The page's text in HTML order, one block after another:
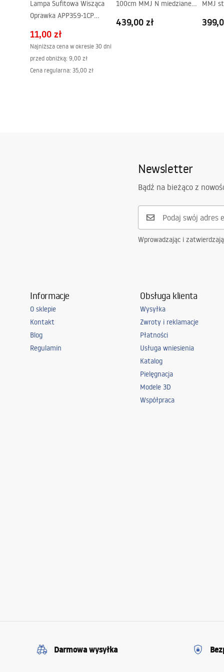
Lampa Sufitowa Wisząca
Oprawka APP359-1CP
11,00 zł
Najniższa cena w okresie 30 dni
przed obniżką: 9,00 zł
Cena regularna: 35,00 zł
100cm MMJ N miedziane
439,00 zł
MMJ
Newsletter
Bądź na bieżąco z
Wprowadzając i
Informacje
O sklepie
Kontakt
Blog
Regulamin
Obsługa klienta
Wysyłka
Zwroty i reklamacje
Płatności
Usługa wniesienia
Katalog
Pielęgnacja
Modele 3D
Współpraca
Darmowa wysyłka